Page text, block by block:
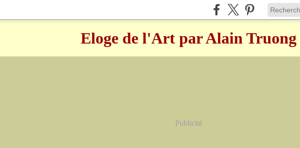
Eloge de l'Art par Alain Truong
Publicité